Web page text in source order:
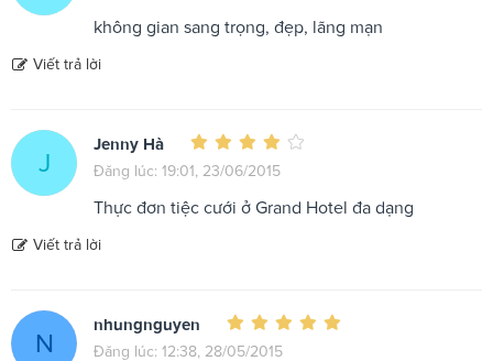
không gian sang trọng, đẹp, lãng mạn
Viết trả lời
J
Jenny Hà
Đăng lúc: 19:01, 23/06/2015
Thực đơn tiệc cưới ở Grand Hotel đa dạng
Viết trả lời
N
nhungnguyen
Đăng lúc: 12:38, 28/05/2015